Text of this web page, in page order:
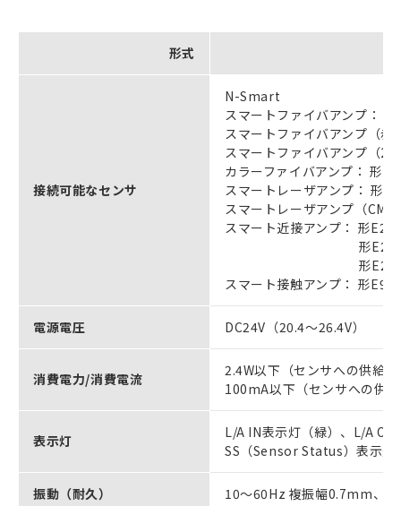
形式
接続可能なセンサ
N-Smart
スマートファイバアンプ：
スマートファイバアンプ（
スマートファイバアンプ（2
カラーファイバアンプ： 形
スマートレーザアンプ： 形
スマートレーザアンプ（
スマート近接アンプ： 形
形E2NC-
形E2NC-
スマート接触アンプ： 形
電源電圧 DC24V（20.4～26.4V）
消費電力/消費電流
2.4W以下（センサへの供給
100mA以下（センサへの供
表示灯
L/A IN表示灯（緑）、L/A
SS（Sensor Status）表示灯
振動（耐久） 10～60Hz 複振幅0.7mm、